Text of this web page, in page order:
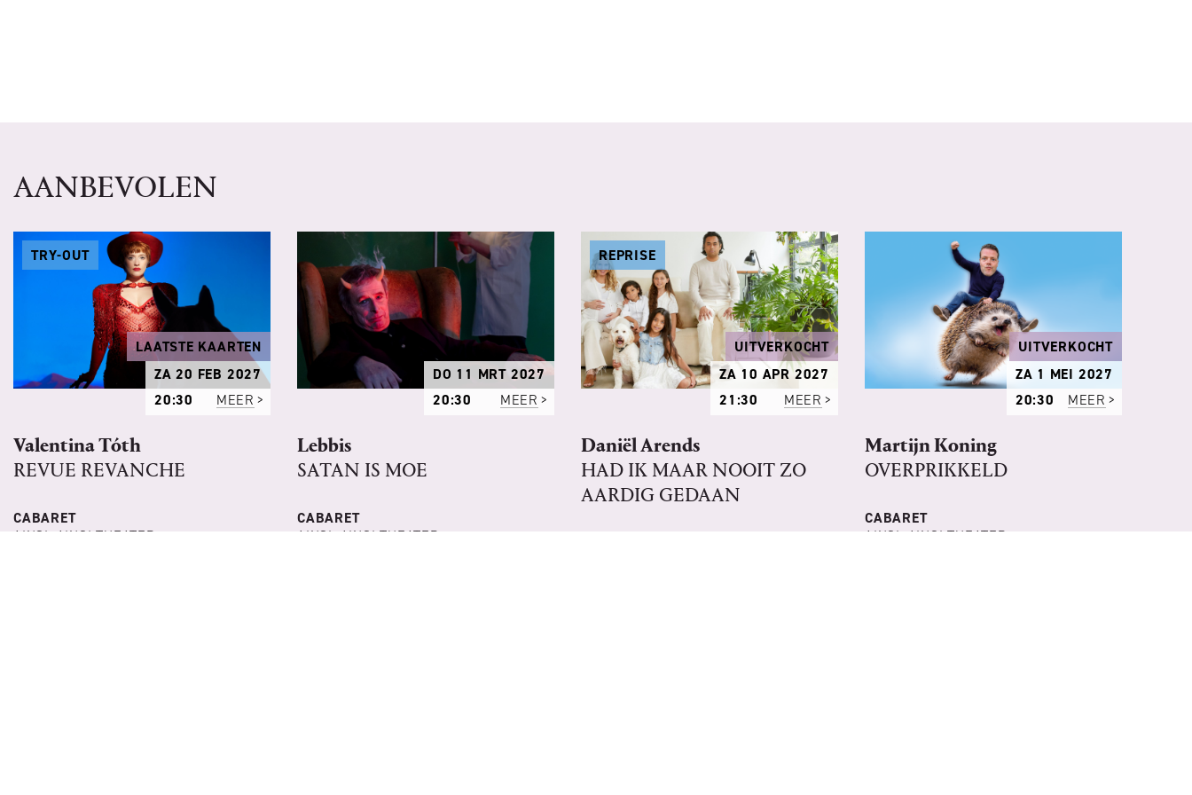
AANBEVOLEN
TRY-OUT
LAATSTE KAARTEN
ZA 20 FEB 2027
20:30
MEER
Valentina Tóth
REVUE REVANCHE
CABARET
AINSI: AINSI THEATER
DO 11 MRT 2027
20:30
MEER
Lebbis
SATAN IS MOE
CABARET
AINSI: AINSI THEATER
REPRISE
UITVERKOCHT
ZA 10 APR 2027
21:30
MEER
Daniël Arends
HAD IK MAAR NOOIT ZO
AARDIG GEDAAN
UITVERKOCHT
ZA 1 MEI 2027
20:30
MEER
Martijn Koning
OVERPRIKKELD
CABARET
AINSI: AINSI THEATER